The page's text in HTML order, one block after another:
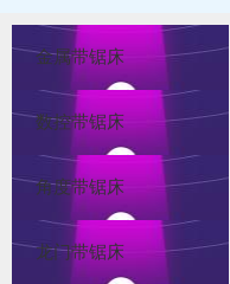
金属带锯床
数控带锯床
角度带锯床
龙门带锯床